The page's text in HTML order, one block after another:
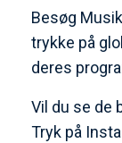
Besøg
trykke på
deres
Vil du se de
Tryk på